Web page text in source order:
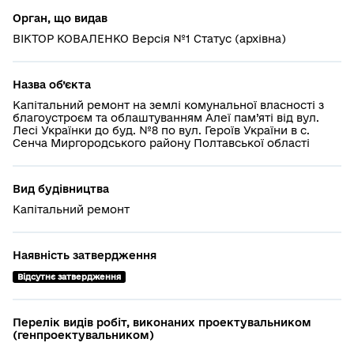
Орган, що видав
ВІКТОР КОВАЛЕНКО Версія №1 Статус (архівна)
Назва об’єкта
Капітальний ремонт на землі комунальної власності з
благоустроєм та облаштуванням Алеї пам’яті від вул.
Лесі Українки до буд. №8 по вул. Героїв України в с.
Сенча Миргородського району Полтавської області
Вид будівництва
Капітальний ремонт
Наявність затвердження
Відсутнє затвердження
Перелік видів робіт, виконаних проектувальником
(генпроектувальником)